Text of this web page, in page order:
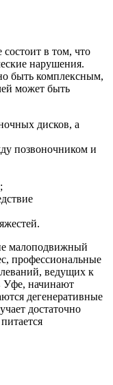
в том, что
нарушения.
быть комплексным,
может быть
дисков, а
позвоночником и
малоподвижный
профессиональные
ведущих к
Уфе, начинают
дегенеративные
достаточно